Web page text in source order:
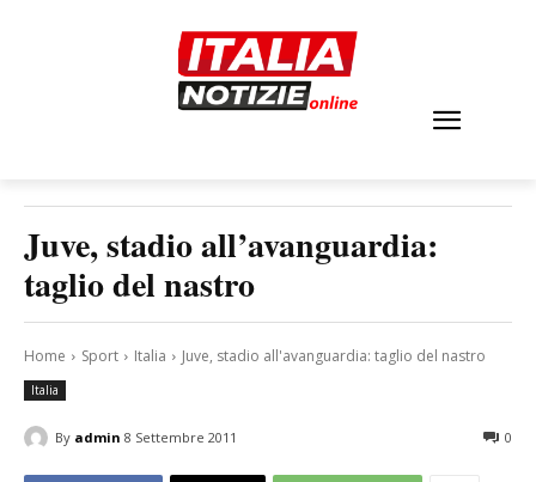
Juve, stadio all’avanguardia:
taglio del nastro
Home Sport Italia Juve, stadio all'avanguardia: taglio del nastro
Italia
By admin 8 Settembre 2011 0